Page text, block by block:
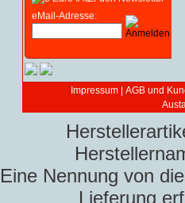
eMail-Adresse:
Impressum AGB und
Eine Nennung von
Lieferung